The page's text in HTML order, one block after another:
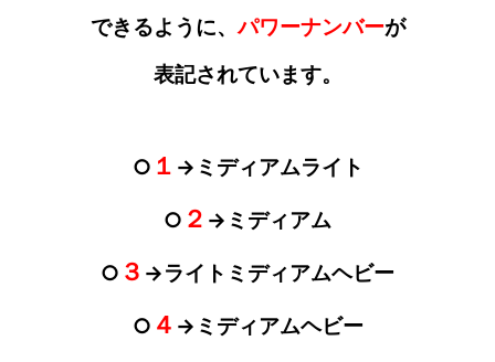
できるように、パワーナンバーが
表記されています。
○ １ →ミディアムライト
○ ２ →ミディアム
○ ３ →ライトミディアムヘビー
○ ４ →ミディアムヘビー